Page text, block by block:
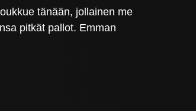
tänään, jollainen me
pitkät pallot. Emman